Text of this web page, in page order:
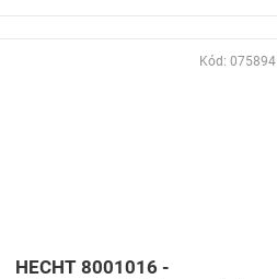
HECHT 8001016 -
Kód:075894